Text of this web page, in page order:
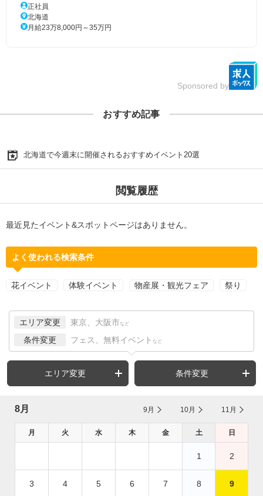
正社員
北海道
月給23万8,000円～35万円
Sponsored by
おすすめ記事
北海道で今週末に開催されるおすすめイベント20選
閲覧履歴
最近見たイベント&スポットページはありません。
よく使われる検索条件
花イベント 体験イベント 物産展・観光フェア 祭り
エリア変更 東京、大阪市 など
条件変更 フェス、無料イベント など
エリア変更 条件変更
8月 9月 10月 11月
月 火 水 木 金 土 日
1 2
3 4 5 6 7 8 9